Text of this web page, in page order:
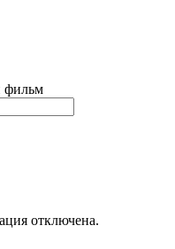
фильм
отключена.